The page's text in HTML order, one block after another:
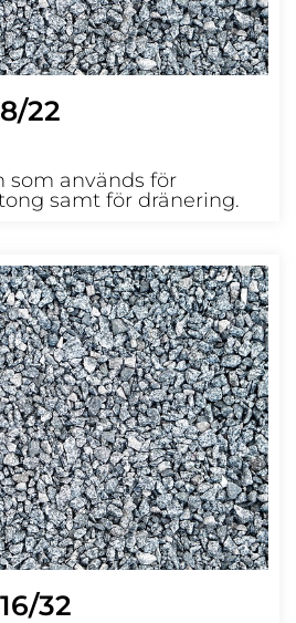
22
som används för
samt för dränering.
32